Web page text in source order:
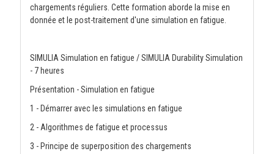
chargements réguliers. Cette formation aborde la mise en
donnée et le post-traitement d'une simulation en fatigue.
SIMULIA Simulation en fatigue / SIMULIA Durability Simulation
- 7 heures
Présentation - Simulation en fatigue
1 - Démarrer avec les simulations en fatigue
2 - Algorithmes de fatigue et processus
3 - Principe de superposition des chargements